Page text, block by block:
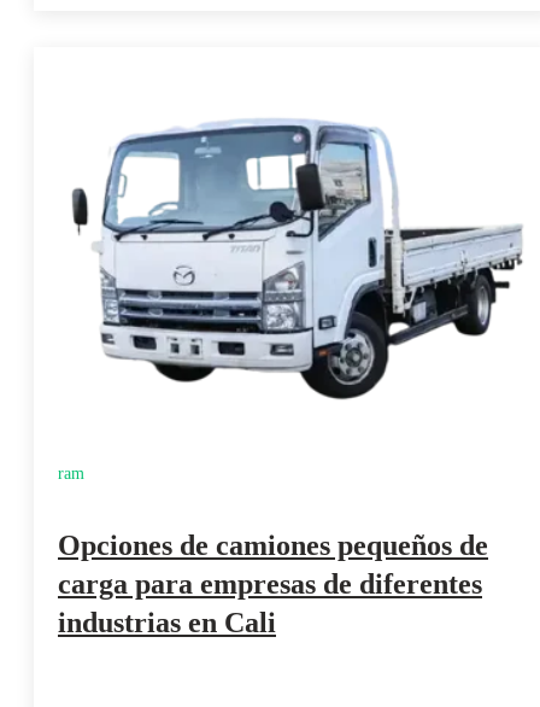
ram
Opciones de camiones pequeños de
carga para empresas de diferentes
industrias en Cali